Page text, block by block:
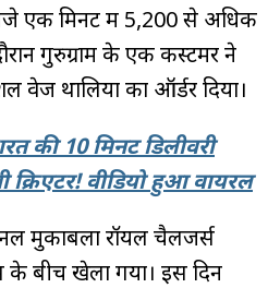
एक मिनट में 5,200 से अधिक
गुरुग्राम के एक कस्टमर ने
थालियों का ऑर्डर दिया।
की 10 मिनट डिलीवरी
क्रिएटर! वीडियो हुआ वायरल
मुकाबला रॉयल चैलेंजर्स
बीच खेला गया। इस दिन